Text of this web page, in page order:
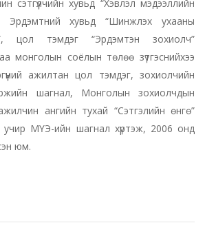
хувьд “Хэвлэл мэдээллийн
Эрдэмтний хувьд “Шинжлэх ухааны
цол тэмдэг “Эрдэмтэн зохиолч”
монголын соёлын төлөө зүтгэснийхээ
ажилтан цол тэмдэг, зохиолчийн
шагнал, Монголын зохиолчдын
ангийн тухай “Сэтгэлийн өнгө”
учир МҮЭ-ийн шагнал хүртэж, 2006 онд
юм.